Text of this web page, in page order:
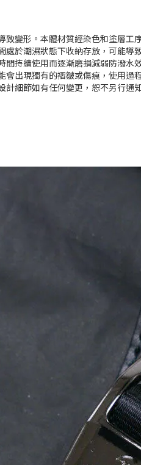
變形。本體材質經染色和塗層
於潮濕狀態下收納存放，可能導
持續使用而逐漸磨損減弱防潑
出現獨有的褶皺或傷痕，使用
細節如有任何變更，恕不另行通